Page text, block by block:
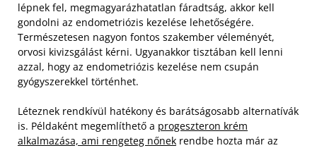
lépnek fel, megmagyarázhatatlan fáradtság, akkor kell
gondolni az endometriózis kezelése lehetőségére.
Természetesen nagyon fontos szakember véleményét,
orvosi kivizsgálást kérni. Ugyanakkor tisztában kell lenni
azzal, hogy az endometriózis kezelése nem csupán
gyógyszerekkel történhet.
Léteznek rendkívül hatékony és barátságosabb alternatívák
is. Példaként megemlíthető a progeszteron krém
alkalmazása, ami rengeteg nőnek rendbe hozta már az